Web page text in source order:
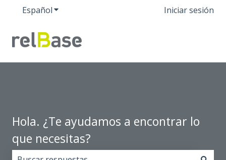
EspañolTraducciones de Mostrar submenú de
Iniciar sesión
Hola. ¿Te ayudamos a encontrar lo
que necesitas?